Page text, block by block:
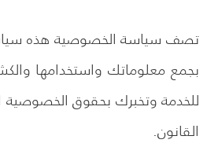
تصف سياسة الخصوصية هذه
بجمع معلوماتك واستخدامها
للخدمة وتخبرك بحقوق
القانون.